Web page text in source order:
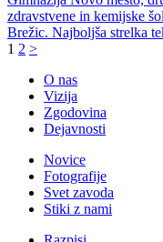
zdravstvene in kemijske
Brežic. Najboljša strelka
1 2 >
O nas
Vizija
Zgodovina
Dejavnosti
Novice
Fotografije
Svet zavoda
Stiki z nami